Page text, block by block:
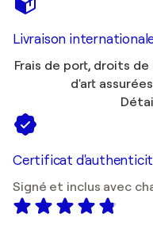
Livraison
Frais de port, droits
d'art
Certificat
Signé et inclus avec